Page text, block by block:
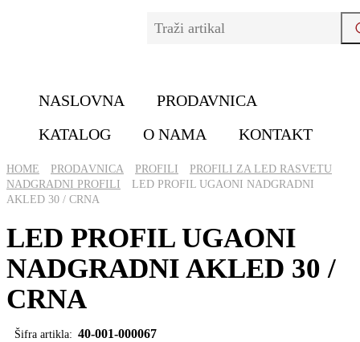
NASLOVNA
PRODAVNICA
KATALOG
O NAMA KONTAKT
HOME PRОDАVNICА PROFILI
PROFILI ZA LED RASVETU
NADGRADNI PROFILI
LED PROFIL UGAONI NADGRADNI
AKLED 30 / CRNA
LED PROFIL UGAONI
NADGRADNI AKLED 30 /
CRNA
Šifra artikla: 40-001-000067